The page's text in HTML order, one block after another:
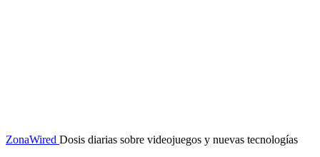
ZonaWired Dosis diarias sobre videojuegos y nuevas tecnologías